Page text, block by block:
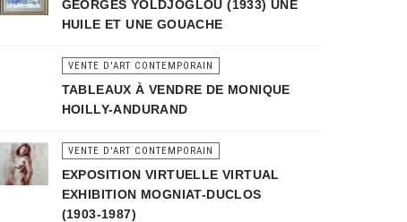
GEORGES YOLDJOGLOU (1933) UNE
HUILE ET UNE GOUACHE
VENTE D'ART CONTEMPORAIN
TABLEAUX À VENDRE DE MONIQUE
HOILLY-ANDURAND
VENTE D'ART CONTEMPORAIN
EXPOSITION VIRTUELLE VIRTUAL
EXHIBITION MOGNIAT-DUCLOS
(1903-1987)